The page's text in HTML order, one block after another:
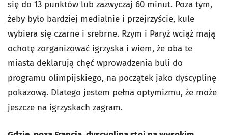
się do 13 punktów lub zazwyczaj 60 minut. Poza tym,
żeby było bardziej medialnie i przejrzyście, kule
wybiera się czarne i srebrne. Rzym i Paryż wciąż mają
ochotę zorganizować igrzyska i wiem, że oba te
miasta deklarują chęć wprowadzenia buli do
programu olimpijskiego, na początek jako dyscyplinę
pokazową. Dlatego jestem pełna optymizmu, że może
jeszcze na igrzyskach zagram.